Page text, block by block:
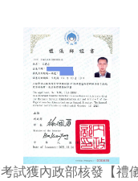
試獲內政部核發【禮